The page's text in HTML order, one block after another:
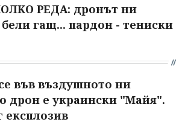
РЕДА: дронът ни
гащ... пардон - тениски
във въздушното ни
дрон е украински "Майя".
експлозив